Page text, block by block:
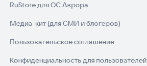
RuStore для ОС Аврора
Медиа-кит (для СМИ и блогеров)
Пользовательское соглашение
Конфиденциальность для пользователей